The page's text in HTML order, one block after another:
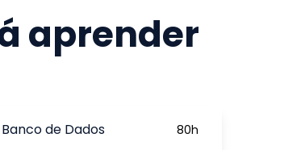
aprender
de Dados 80h